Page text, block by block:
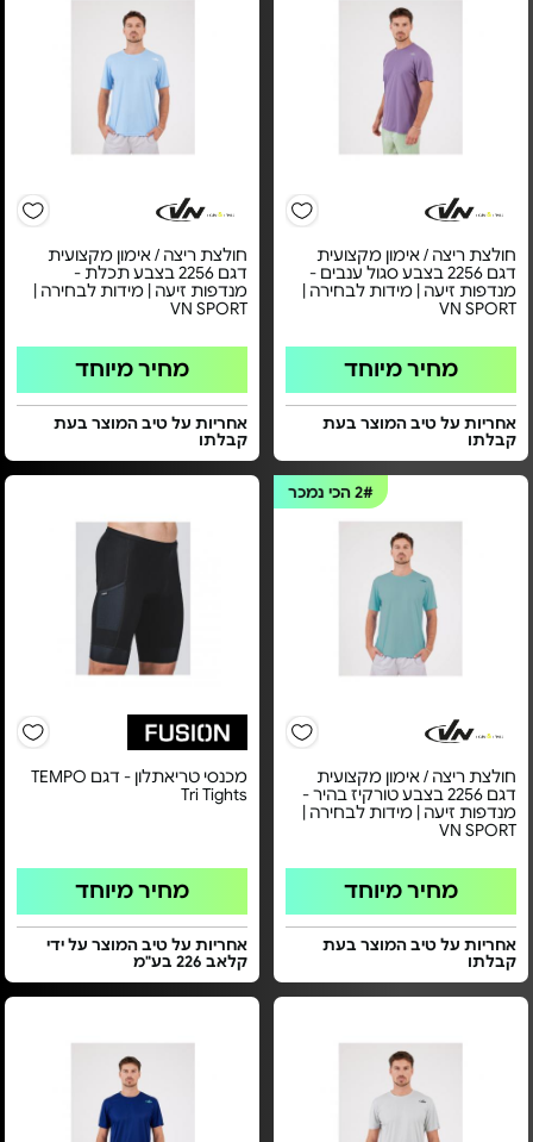
חולצת ריצה / אימון מקצועית
דגם 2256 בצבע סגול ענבים -
מנדפות זיעה | מידות לבחירה |
VN SPORT
מחיר מיוחד
אחריות על טיב המוצר בעת
קבלתו
חולצת ריצה / אימון מקצועית
דגם 2256 בצבע תכלת -
מנדפות זיעה | מידות לבחירה |
VN SPORT
מחיר מיוחד
אחריות על טיב המוצר בעת
קבלתו
2#הכי נמכר
חולצת ריצה / אימון מקצועית
דגם 2256 בצבע טורקיז בהיר -
מנדפות זיעה | מידות לבחירה |
VN SPORT
מחיר מיוחד
אחריות על טיב המוצר בעת
קבלתו
מכנסי טריאתלון - דגם TEMPO
Tri Tights
מחיר מיוחד
אחריות על טיב המוצר על ידי
קלאב 226 בע"מ